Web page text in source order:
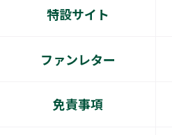
特設サイト
ファンレター
免責事項